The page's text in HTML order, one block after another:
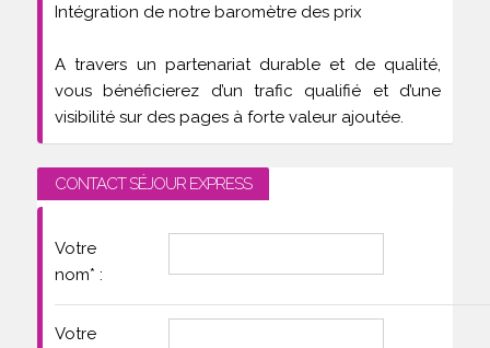
Intégration de notre baromètre des prix
A travers un partenariat durable et de qualité,
vous bénéficierez d’un trafic qualifié et d’une
visibilité sur des pages à forte valeur ajoutée.
CONTACT SÉJOUR EXPRESS
Votre
nom* :
Votre